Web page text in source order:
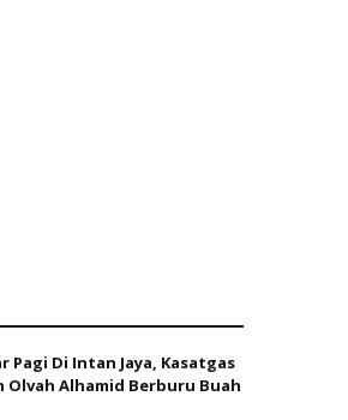
Pagi Di Intan Jaya, Kasatgas
Olvah Alhamid Berburu Buah